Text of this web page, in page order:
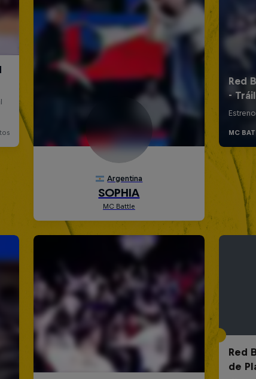
Red
de